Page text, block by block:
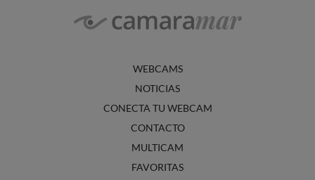
WEBCAMS
NOTICIAS
CONECTA TU WEBCAM
CONTACTO
MULTICAM
FAVORITAS